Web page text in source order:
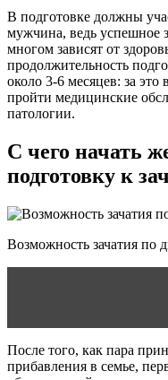
В подготовке должны
мужчина, ведь успешное
многом зависят от
продолжительность
около 3-6 месяцев: за
пройти медицинские
патологии.
С чего начать
подготовку к
Возможность зачатия по
После того, как пара
прибавления в семье,